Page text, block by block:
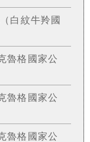
白紋牛羚國
魯格國家公
魯格國家公
魯格國家公